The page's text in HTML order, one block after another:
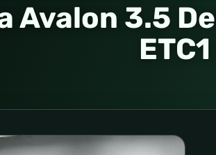
Avalon 3.5